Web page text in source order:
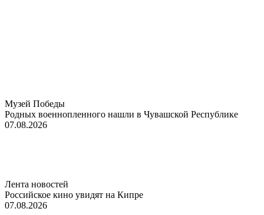
Музей Победы
Родных военнопленного нашли в Чувашской Республике
07.08.2026
Лента новостей
Российское кино увидят на Кипре
07.08.2026